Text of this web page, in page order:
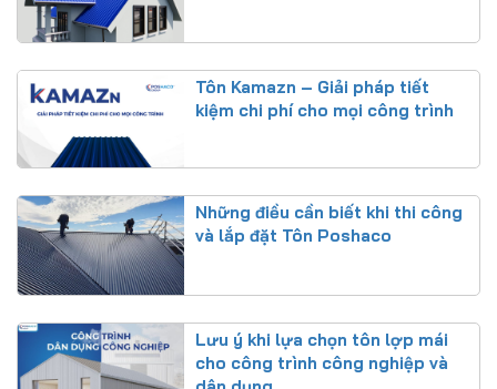
Tôn Kamazn – Giải pháp tiết
kiệm chi phí cho mọi công trình
Những điều cần biết khi thi công
và lắp đặt Tôn Poshaco
Lưu ý khi lựa chọn tôn lợp mái
cho công trình công nghiệp và